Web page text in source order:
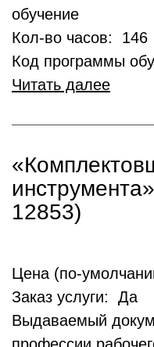
обучение
Кол-во часов: 146
Код программы
Читать далее
12853)
Цена (по-
Заказ услуги: Да
Выдаваемый